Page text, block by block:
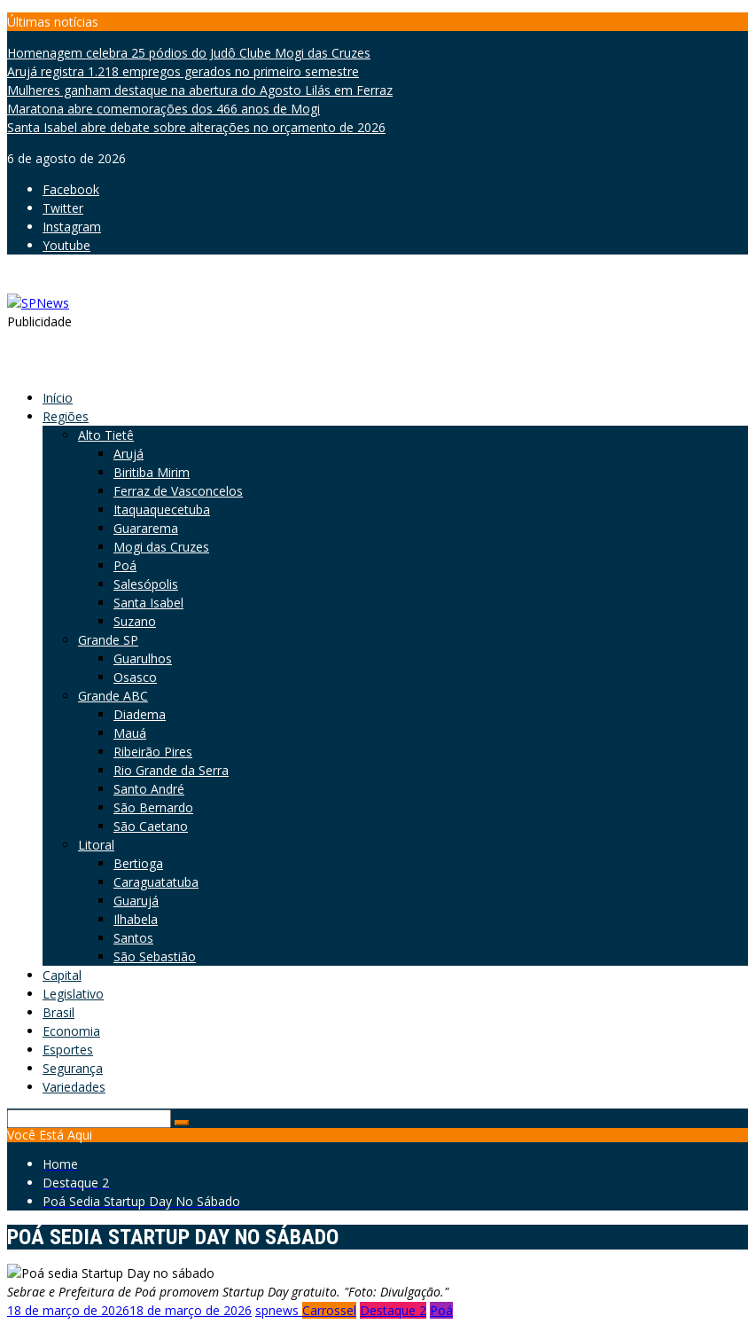
Skip
content
Últimas notícias
Homenagem celebra 25 pódios do Judô Clube Mogi das Cruzes
Arujá registra 1.218 empregos gerados no primeiro semestre
Mulheres ganham destaque na abertura do Agosto Lilás em Ferraz
Maratona abre comemorações dos 466 anos de Mogi
Santa Isabel abre debate sobre alterações no orçamento de 2026
6 de agosto de 2026
Facebook
Twitter
Instagram
Youtube
Publicidade
Início
Regiões
Alto Tietê
Arujá
Biritiba Mirim
Ferraz de Vasconcelos
Itaquaquecetuba
Guararema
Mogi das Cruzes
Poá
Salesópolis
Santa Isabel
Suzano
Grande SP
Guarulhos
Osasco
Grande ABC
Diadema
Mauá
Ribeirão Pires
Rio Grande da Serra
Santo André
São Bernardo
São Caetano
Litoral
Bertioga
Caraguatatuba
Guarujá
Ilhabela
Santos
São Sebastião
Capital
Legislativo
Brasil
Economia
Esportes
Segurança
Variedades
for:
Você Está Aqui
Home
Destaque 2
Poá Sedia Startup Day No Sábado
POÁ SEDIA STARTUP DAY NO SÁBADO
Sebrae e Prefeitura de Poá promovem Startup Day gratuito. "Foto: Divulgação."
18 de março de 202618 de março de 2026 spnews Carrossel Destaque 2 Poá